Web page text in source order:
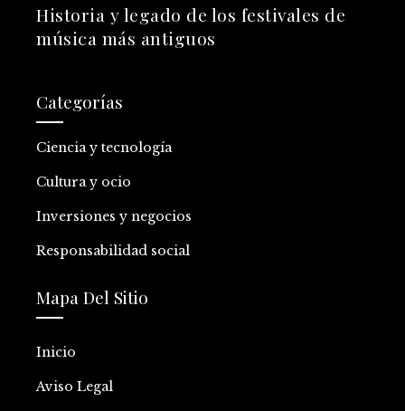
Historia y legado de los festivales de
música más antiguos
Categorías
Ciencia y tecnología
Cultura y ocio
Inversiones y negocios
Responsabilidad social
Mapa Del Sitio
Inicio
Aviso Legal